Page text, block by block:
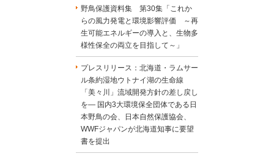
野鳥保護資料集 第30集「これか
らの風力発電と環境影響評価 ～再
生可能エネルギーの導入と、生物多
様性保全の両立を目指して～」
プレスリリース：北海道・ラムサー
ル条約湿地ウトナイ湖の生命線
「美々川」流域開発方針の差し戻し
を― 国内3大環境保全団体である日
本野鳥の会、日本自然保護協会、
WWFジャパンが北海道知事に要望
書を提出